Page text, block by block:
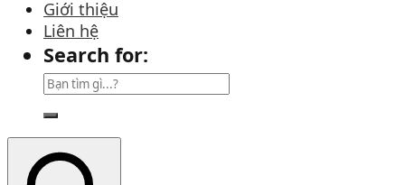
Giới thiệu
Liên hệ
Search for: